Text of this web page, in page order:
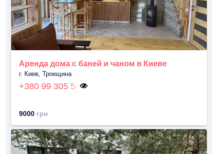
Аренда дома с баней и чаном в Киеве
г. Киев, Троещина
+380 99 305 54
9000 грн